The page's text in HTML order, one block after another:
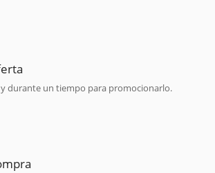
durante un tiempo para promocionarlo.